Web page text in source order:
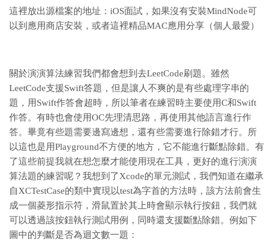
這裡放出源檔案的地址： iOS面試 ，如果沒有安裝MindNode可
以到應用商店安裝，或者這裡精品MAC應用分享 （個人最愛）
關於演演算法練習我們都會想到去LeetCode刷題。雖然
LeetCode支援Swift答題，但是讓人不爽的是有些處理字串的
題，用Swift作答會超時，所以筆者在練習時主要使用C和Swift
作答。有時也會使用OC先理清思路，再使用其他語言進行作
答。畢竟有些題需要邊寫邊想，還有些需要進行除錯才行。所
以這也是用Playground不方便的地方，它不能進行斷點除錯。有
了這些前提我就在想怎麼才能使用現在工具，更好的進行演演
算法題的練習呢？我想到了Xcode的單元測試，我們知道在繼承
自XCTestCase的類中實現以test為字首的方法時，該方法前會生
成一個菱形指示符，滑鼠置於其上時會顯示執行按鈕，我們就
可以透過該按鈕執行測試用例，同時還支援斷點除錯。例如下
圖中的判斷是否為迴文數一題：